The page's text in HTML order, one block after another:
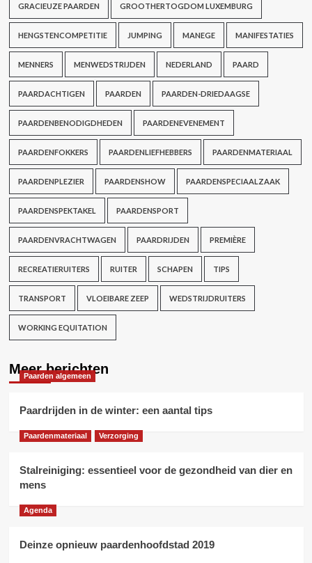
GRACIEUZE PAARDEN GROOTHERTOGDOM LUXEMBURG
HENGSTENCOMPETITIE JUMPING MANEGE MANIFESTATIES
MENNERS MENWEDSTRIJDEN NEDERLAND PAARD
PAARDACHTIGEN PAARDEN PAARDEN-DRIEDAAGSE
PAARDENBENODIGDHEDEN PAARDENEVENEMENT
PAARDENFOKKERS PAARDENLIEFHEBBERS PAARDENMATERIAAL
PAARDENPLEZIER PAARDENSHOW PAARDENSPECIAALZAAK
PAARDENSPEKTAKEL PAARDENSPORT
PAARDENVRACHTWAGEN PAARDRIJDEN PREMIÈRE
RECREATIERUITERS RUITER SCHAPEN TIPS
TRANSPORT VLOEIBARE ZEEP WEDSTRIJDRUITERS
WORKING EQUITATION
Meer berichten
Paarden algemeen
Paardrijden in de winter: een aantal tips
Paardenmateriaal Verzorging
Stalreiniging: essentieel voor de gezondheid van dier en
mens
Agenda
Deinze opnieuw paardenhoofdstad 2019